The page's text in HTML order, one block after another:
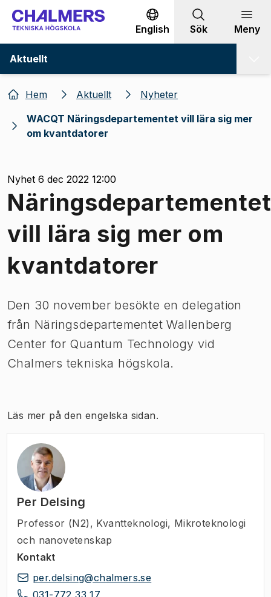
Gå till innehållet
English Sök Meny
Aktuellt
Hem Aktuellt
Nyheter
WACQT Näringsdepartementet vill lära sig mer
om kvantdatorer
Nyhet 6 dec 2022 12:00
vill lära sig mer om
kvantdatorer
Den 30 november besökte en delegation
från Näringsdepartementet Wallenberg
Center for Quantum Technology vid
Chalmers tekniska högskola.
Läs mer på den engelska sidan.
Per Delsing
Professor (N2) , Kvantteknologi, Mikroteknologi
och nanovetenskap
Kontakt
per.delsing@chalmers.se
031-772 33 17